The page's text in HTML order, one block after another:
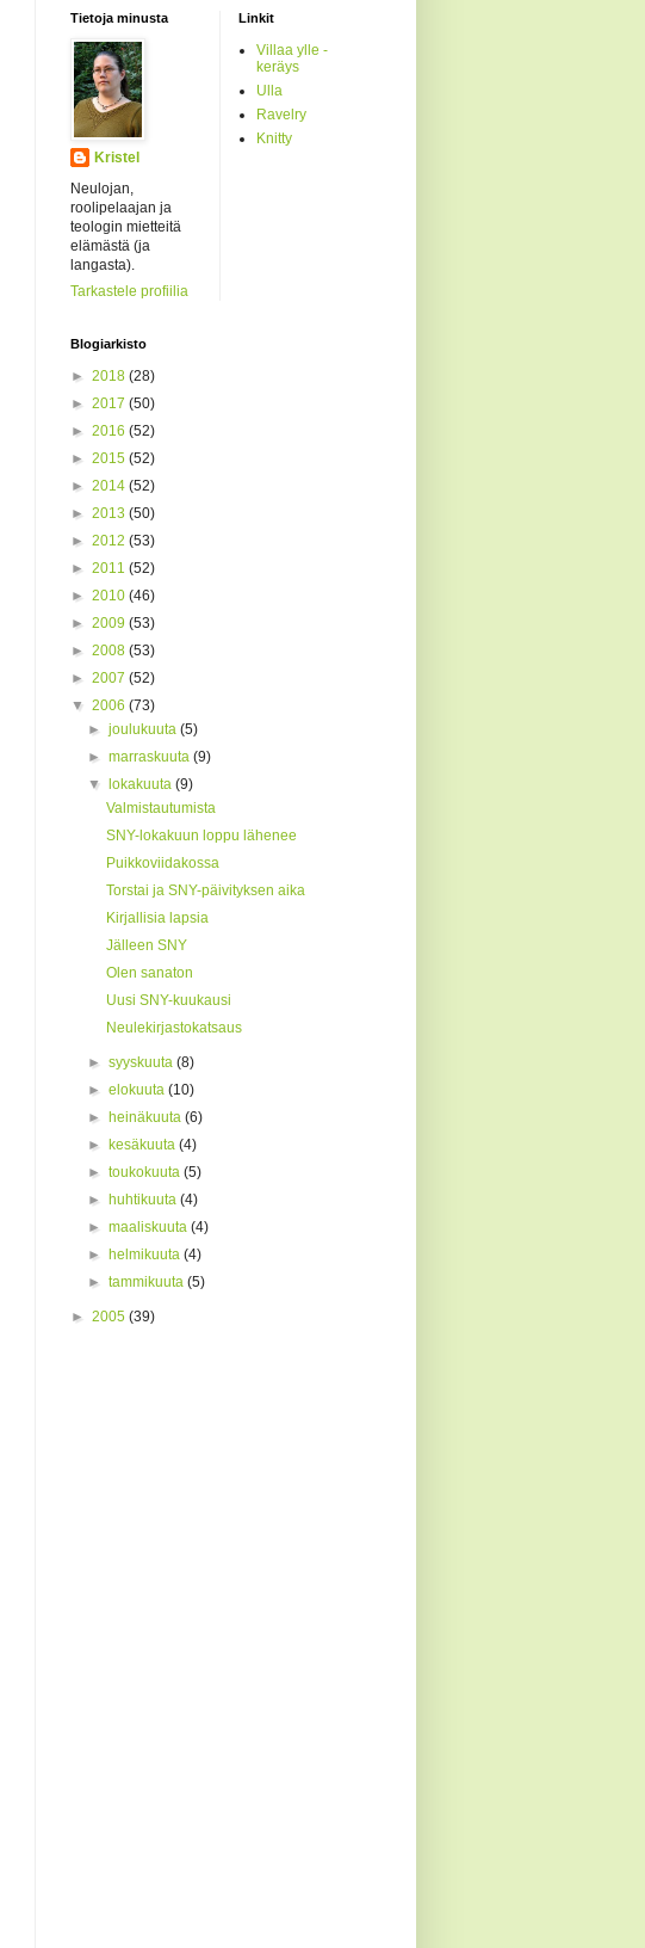
Tietoja minusta
Kristel
Neulojan,
roolipelaajan ja
teologin mietteitä
elämästä (ja
langasta).
Tarkastele profiilia
Linkit
Villaa ylle -
keräys
Ulla
Ravelry
Knitty
Blogiarkisto
► 2018 (28)
► 2017 (50)
► 2016 (52)
► 2015 (52)
► 2014 (52)
► 2013 (50)
► 2012 (53)
► 2011 (52)
► 2010 (46)
► 2009 (53)
► 2008 (53)
► 2007 (52)
▼ 2006 (73)
►joulukuuta(5)
►marraskuuta(9)
▼
lokakuuta(9)
Valmistautumista
SNY-lokakuun loppu lähenee
Puikkoviidakossa
Torstai ja SNY-päivityksen aika
Kirjallisia lapsia
Jälleen SNY
Olen sanaton
Uusi SNY-kuukausi
Neulekirjastokatsaus
►syyskuuta(8)
►elokuuta(10)
►
heinäkuuta(6)
►
kesäkuuta(4)
►toukokuuta(5)
►
huhtikuuta(4)
►maaliskuuta(4)
►
helmikuuta(4)
►tammikuuta(5)
► 2005 (39)